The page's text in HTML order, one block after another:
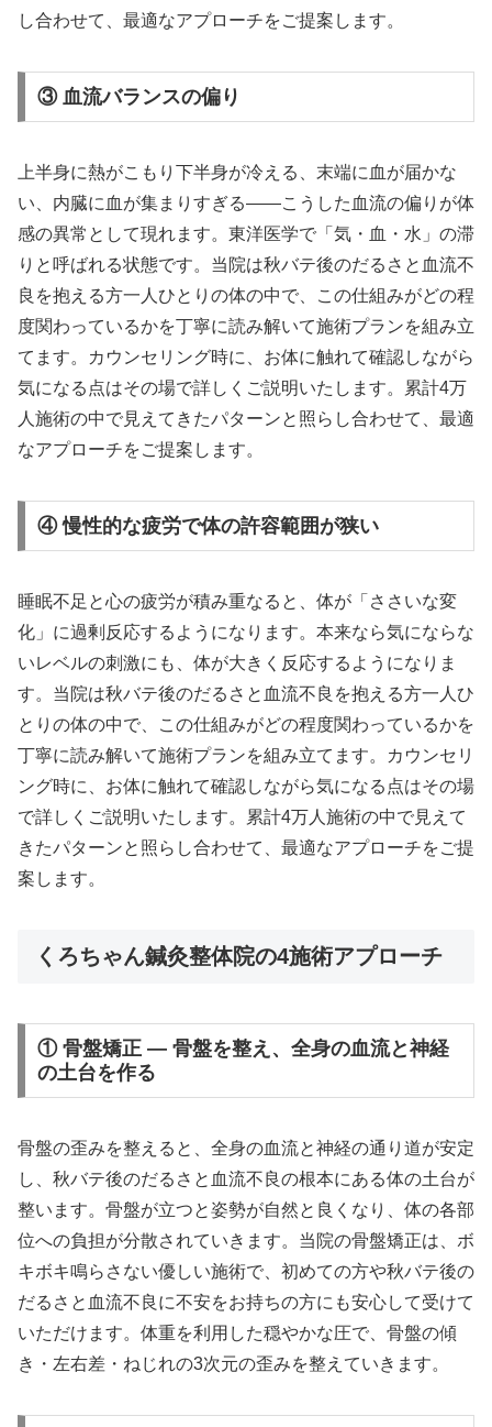
し合わせて、最適なアプローチをご提案します。
③ 血流バランスの偏り
上半身に熱がこもり下半身が冷える、末端に血が届かな
い、内臓に血が集まりすぎる——こうした血流の偏りが体
感の異常として現れます。東洋医学で「気・血・水」の滞
りと呼ばれる状態です。当院は秋バテ後のだるさと血流不
良を抱える方一人ひとりの体の中で、この仕組みがどの程
度関わっているかを丁寧に読み解いて施術プランを組み立
てます。カウンセリング時に、お体に触れて確認しながら
気になる点はその場で詳しくご説明いたします。累計4万
人施術の中で見えてきたパターンと照らし合わせて、最適
なアプローチをご提案します。
④ 慢性的な疲労で体の許容範囲が狭い
睡眠不足と心の疲労が積み重なると、体が「ささいな変
化」に過剰反応するようになります。本来なら気にならな
いレベルの刺激にも、体が大きく反応するようになりま
す。当院は秋バテ後のだるさと血流不良を抱える方一人ひ
とりの体の中で、この仕組みがどの程度関わっているかを
丁寧に読み解いて施術プランを組み立てます。カウンセリ
ング時に、お体に触れて確認しながら気になる点はその場
で詳しくご説明いたします。累計4万人施術の中で見えて
きたパターンと照らし合わせて、最適なアプローチをご提
案します。
くろちゃん鍼灸整体院の4施術アプローチ
① 骨盤矯正 — 骨盤を整え、全身の血流と神経
の土台を作る
骨盤の歪みを整えると、全身の血流と神経の通り道が安定
し、秋バテ後のだるさと血流不良の根本にある体の土台が
整います。骨盤が立つと姿勢が自然と良くなり、体の各部
位への負担が分散されていきます。当院の骨盤矯正は、ボ
キボキ鳴らさない優しい施術で、初めての方や秋バテ後の
だるさと血流不良に不安をお持ちの方にも安心して受けて
いただけます。体重を利用した穏やかな圧で、骨盤の傾
き・左右差・ねじれの3次元の歪みを整えていきます。